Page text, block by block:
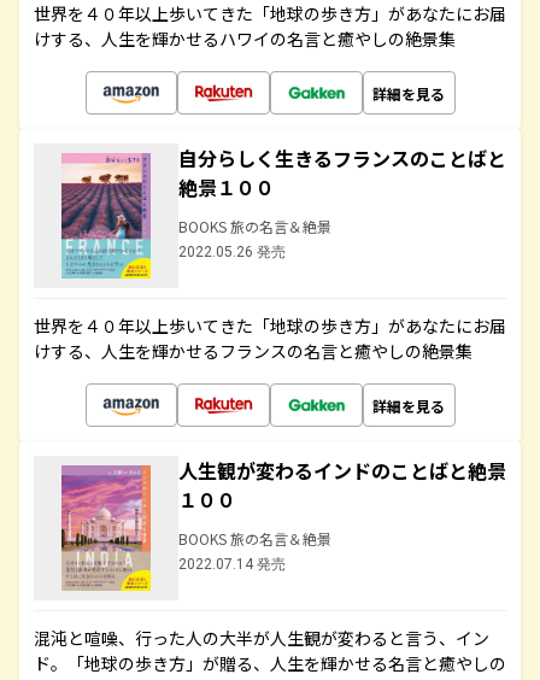
世界を４０年以上歩いてきた「地球の歩き方」があなたにお届
けする、人生を輝かせるハワイの名言と癒やしの絶景集
詳細を見る
自分らしく生きるフランスのことばと
絶景１００
BOOKS 旅の名言＆絶景
2022.05.26 発売
世界を４０年以上歩いてきた「地球の歩き方」があなたにお届
けする、人生を輝かせるフランスの名言と癒やしの絶景集
詳細を見る
人生観が変わるインドのことばと絶景
１００
BOOKS 旅の名言＆絶景
2022.07.14 発売
混沌と喧噪、行った人の大半が人生観が変わると言う、イン
ド。「地球の歩き方」が贈る、人生を輝かせる名言と癒やしの